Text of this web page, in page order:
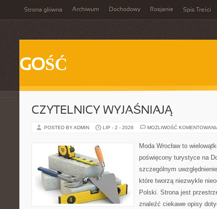
Strona główna Archiwum Dochodowy Rosjanie Spis Treści
GOŚĆ
CZYTELNICY WYJAŚNIAJĄ
POSTED BY ADMIN LIP - 2 - 2026 MOŻLIWOŚĆ
Moda Wrocław to
poświęcony turystyce na
szczególnym
które tworzą niezwykle
Polski. Strona jest
znaleźć ciekawe opisy